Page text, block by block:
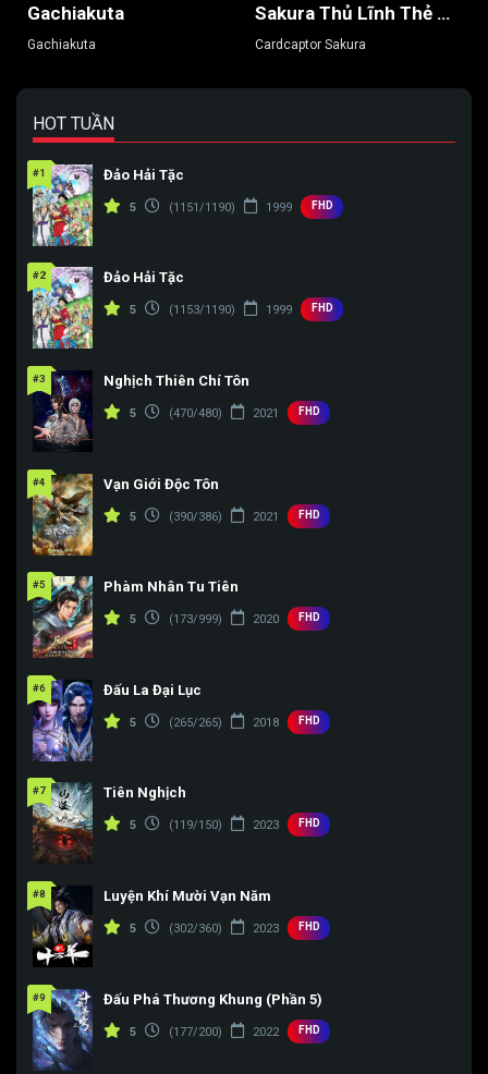
Gachiakuta
Gachiakuta
Sakura Thủ Lĩnh Thẻ Bài
Cardcaptor Sakura
HOT TUẦN
#1 Đảo Hải Tặc
5 (1151/1190) 1999 FHD
#2 Đảo Hải Tặc
5 (1153/1190) 1999 FHD
#3 Nghịch Thiên Chí Tôn
5 (470/480) 2021 FHD
#4 Vạn Giới Độc Tôn
5 (390/386) 2021 FHD
#5 Phàm Nhân Tu Tiên
5 (173/999) 2020 FHD
#6 Đấu La Đại Lục
5 (265/265) 2018 FHD
#7 Tiên Nghịch
5 (119/150) 2023 FHD
#8 Luyện Khí Mười Vạn Năm
5 (302/360) 2023 FHD
#9 Đấu Phá Thương Khung (Phần 5)
5 (177/200) 2022 FHD